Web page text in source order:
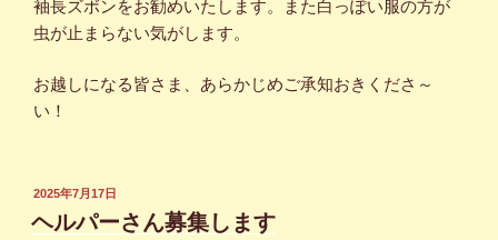
袖長ズボンをお勧めいたします。また白っぽい服の方が
虫が止まらない気がします。
お越しになる皆さま、あらかじめご承知おきくださ～
い！
投
日:
2025年7月17日
ヘルパーさん募集します